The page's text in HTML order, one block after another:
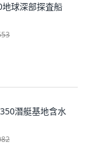
球深部探査船
潛艇基地含水